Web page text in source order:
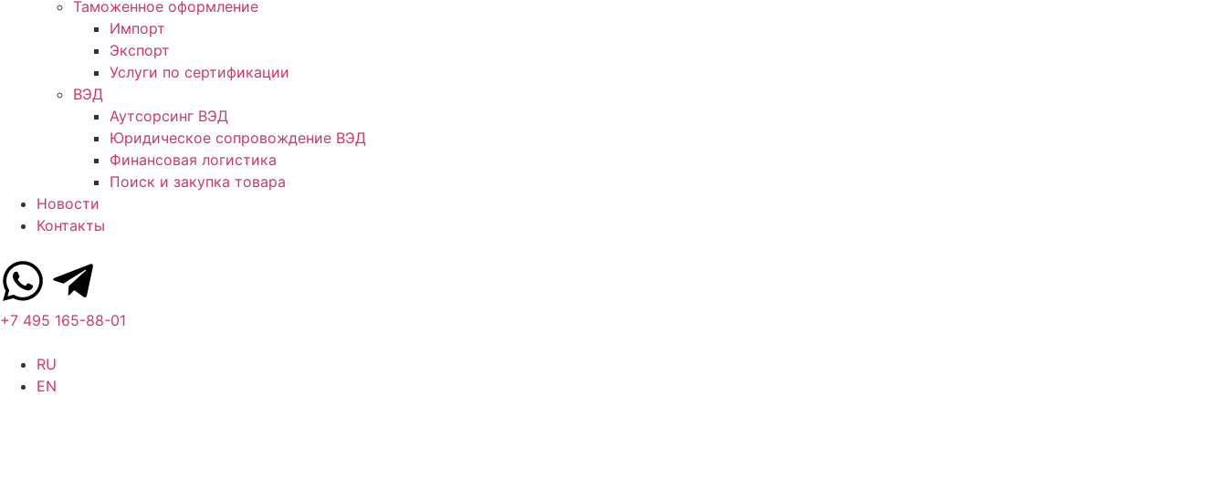
Таможенное оформление
Импорт
Экспорт
Услуги по сертификации
ВЭД
Аутсорсинг ВЭД
Юридическое сопровождение ВЭД
Финансовая логистика
Поиск и закупка товара
Новости
Контакты
+7 495 165-88-01
RU
EN